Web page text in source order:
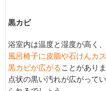
黒カビ
浴室内は温度と湿度が高く
風呂椅子に皮脂や石けんカ
黒カビが広がる ことがありま
点状の黒い汚れが広がって